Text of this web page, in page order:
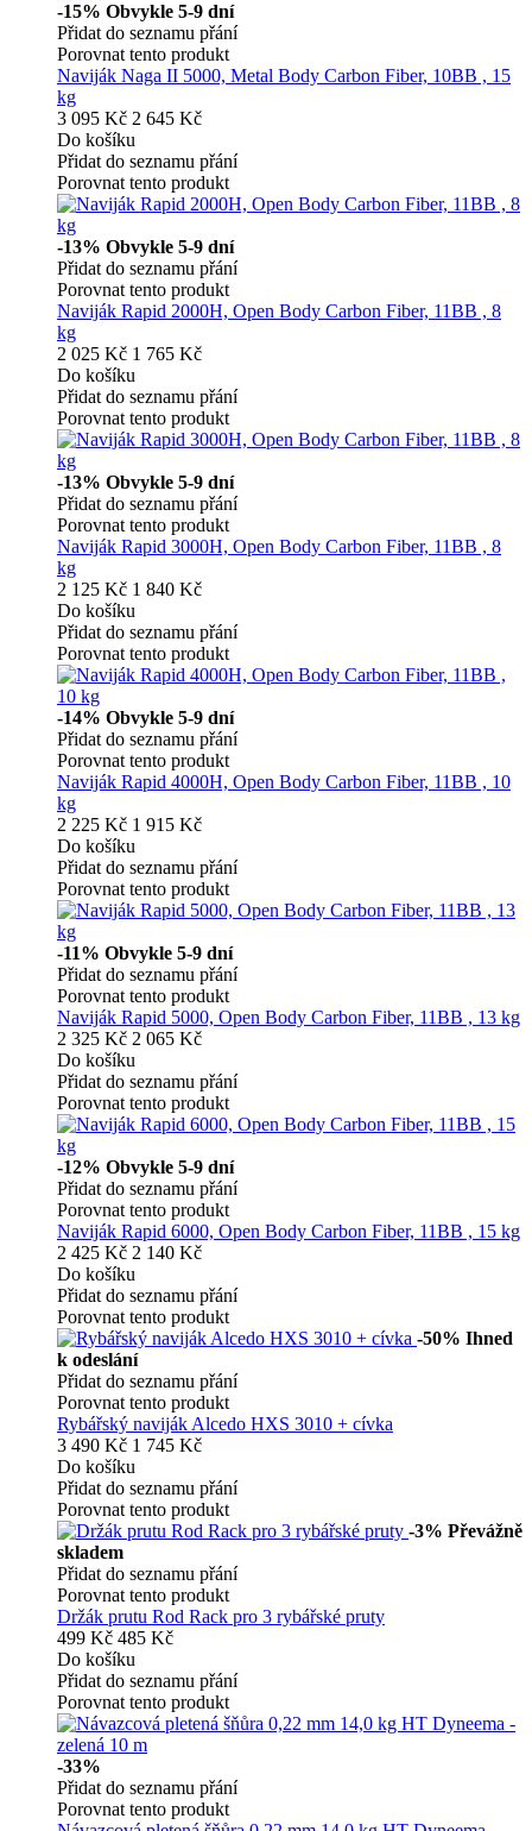
-15% Obvykle 5-9 dní
Přidat do seznamu přání
Porovnat tento produkt
Naviják Naga II 5000, Metal Body Carbon Fiber, 10BB , 15
kg
3 095 Kč 2 645 Kč
Do košíku
Přidat do seznamu přání
Porovnat tento produkt
-13% Obvykle 5-9 dní
Přidat do seznamu přání
Porovnat tento produkt
Naviják Rapid 2000H, Open Body Carbon Fiber, 11BB , 8
kg
2 025 Kč 1 765 Kč
Do košíku
Přidat do seznamu přání
Porovnat tento produkt
-13% Obvykle 5-9 dní
Přidat do seznamu přání
Porovnat tento produkt
Naviják Rapid 3000H, Open Body Carbon Fiber, 11BB , 8
kg
2 125 Kč 1 840 Kč
Do košíku
Přidat do seznamu přání
Porovnat tento produkt
-14% Obvykle 5-9 dní
Přidat do seznamu přání
Porovnat tento produkt
Naviják Rapid 4000H, Open Body Carbon Fiber, 11BB , 10
kg
2 225 Kč 1 915 Kč
Do košíku
Přidat do seznamu přání
Porovnat tento produkt
-11% Obvykle 5-9 dní
Přidat do seznamu přání
Porovnat tento produkt
Naviják Rapid 5000, Open Body Carbon Fiber, 11BB , 13 kg
2 325 Kč 2 065 Kč
Do košíku
Přidat do seznamu přání
Porovnat tento produkt
-12% Obvykle 5-9 dní
Přidat do seznamu přání
Porovnat tento produkt
Naviják Rapid 6000, Open Body Carbon Fiber, 11BB , 15 kg
2 425 Kč 2 140 Kč
Do košíku
Přidat do seznamu přání
Porovnat tento produkt
-50% Ihned
k odeslání
Přidat do seznamu přání
Porovnat tento produkt
Rybářský naviják Alcedo HXS 3010 + cívka
3 490 Kč 1 745 Kč
Do košíku
Přidat do seznamu přání
Porovnat tento produkt
-3% Převážně
skladem
Přidat do seznamu přání
Porovnat tento produkt
Držák prutu Rod Rack pro 3 rybářské pruty
499 Kč 485 Kč
Do košíku
Přidat do seznamu přání
Porovnat tento produkt
-33%
Přidat do seznamu přání
Porovnat tento produkt